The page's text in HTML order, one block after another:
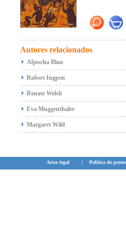
"...muestra
"Un héroe
Autores relacionados
Aljoscha Blau
Robert Ingpen
Renate Welsh
Eva Muggenthaler
Margaret Wild
Aviso legal | Política de